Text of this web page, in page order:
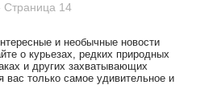
Страница 14
и необычные новости
о курьезах, редких природных
и других захватывающих
только самое удивительное и